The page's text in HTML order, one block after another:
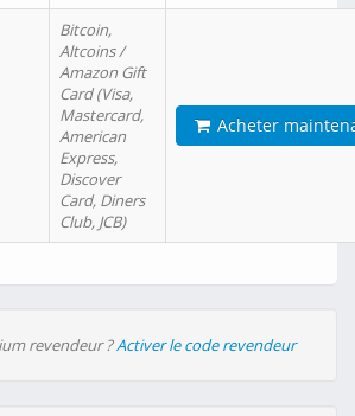
Bitcoin,
Altcoins /
Amazon Gift
Card (Visa,
Mastercard,
American
Express,
Discover
Card, Diners
Club, JCB)
Acheter
revendeur ?Activer le code revendeur